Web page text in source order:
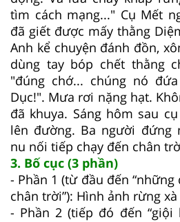
tìm cách mạng..." Cụ Mết
đã giết được mấy thằng
Anh kể chuyện đánh đồn,
dùng tay bóp chết thằng
"đúng chớ... chúng nó
Dục!". Mưa rơi nặng hạt.
đã khuya. Sáng hôm sau
lên đường. Ba người đứng
nu nối tiếp chạy đến chân
3. Bố cục (3 phần)
- Phần 1 (từ đầu đến
chân trời”): Hình ảnh rừng
- Phần 2 (tiếp đó đến